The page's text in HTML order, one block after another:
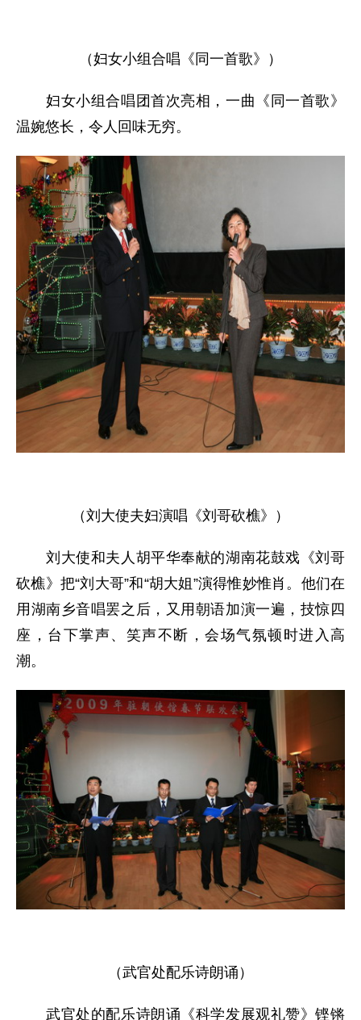
（妇女小组合唱《同一首歌》）
妇女小组合唱团首次亮相，一曲《同一首歌》
温婉悠长，令人回味无穷。
（刘大使夫妇演唱《刘哥砍樵》）
刘大使和夫人胡平华奉献的湖南花鼓戏《刘哥
砍樵》把“刘大哥”和“胡大姐”演得惟妙惟肖。他们在
用湖南乡音唱罢之后，又用朝语加演一遍，技惊四
座，台下掌声、笑声不断，会场气氛顿时进入高
潮。
（武官处配乐诗朗诵）
武官处的配乐诗朗诵《科学发展观礼赞》铿锵